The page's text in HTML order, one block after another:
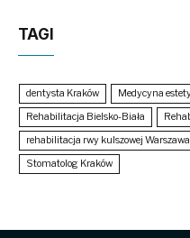
TAGI
dentysta Kraków
Medycyna
Rehabilitacja Bielsko-Biała
rehabilitacja rwy kulszowej Warszawa
Stomatolog Kraków